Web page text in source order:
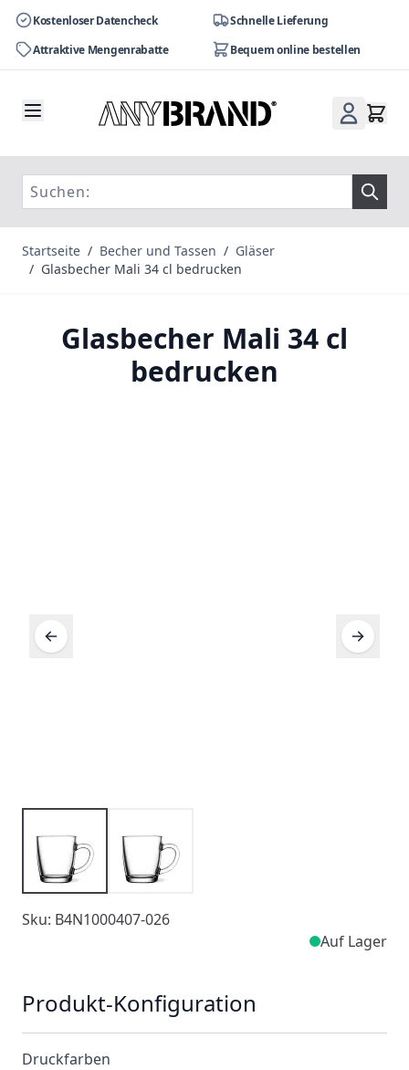
Kostenloser Datencheck
Schnelle Lieferung
Attraktive Mengenrabatte
Bequem online bestellen
Startseite / Becher und Tassen / Gläser
/ Glasbecher Mali 34 cl bedrucken
Glasbecher Mali 34 cl
bedrucken
Sku: B4N1000407-026
Auf Lager
Produkt-Konfiguration
Druckfarben